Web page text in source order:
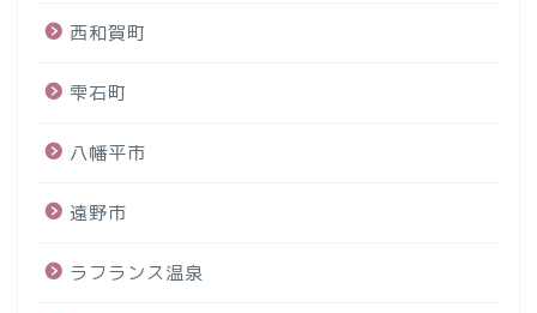
西和賀町
雫石町
八幡平市
遠野市
ラフランス温泉